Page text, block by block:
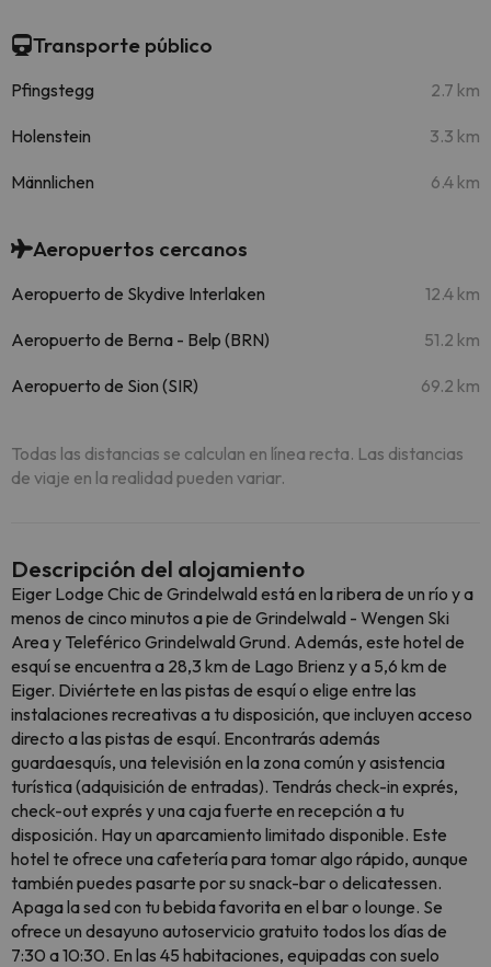
Transporte público
Pfingstegg 2.7 km
Holenstein 3.3 km
Männlichen 6.4 km
Aeropuertos cercanos
Aeropuerto de Skydive Interlaken 12.4 km
Aeropuerto de Berna - Belp (BRN) 51.2 km
Aeropuerto de Sion (SIR) 69.2 km
Todas las distancias se calculan en línea recta. Las distancias
de viaje en la realidad pueden variar.
Descripción del alojamiento
Eiger Lodge Chic de Grindelwald está en la ribera de un río y a
menos de cinco minutos a pie de Grindelwald - Wengen Ski
Area y Teleférico Grindelwald Grund. Además, este hotel de
esquí se encuentra a 28,3 km de Lago Brienz y a 5,6 km de
Eiger. Diviértete en las pistas de esquí o elige entre las
instalaciones recreativas a tu disposición, que incluyen acceso
directo a las pistas de esquí. Encontrarás además
guardaesquís, una televisión en la zona común y asistencia
turística (adquisición de entradas). Tendrás check-in exprés,
check-out exprés y una caja fuerte en recepción a tu
disposición. Hay un aparcamiento limitado disponible. Este
hotel te ofrece una cafetería para tomar algo rápido, aunque
también puedes pasarte por su snack-bar o delicatessen.
Apaga la sed con tu bebida favorita en el bar o lounge. Se
ofrece un desayuno autoservicio gratuito todos los días de
7:30 a 10:30. En las 45 habitaciones, equipadas con suelo